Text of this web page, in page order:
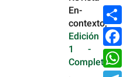
En-
contexto,
Edición
1 -
Completa